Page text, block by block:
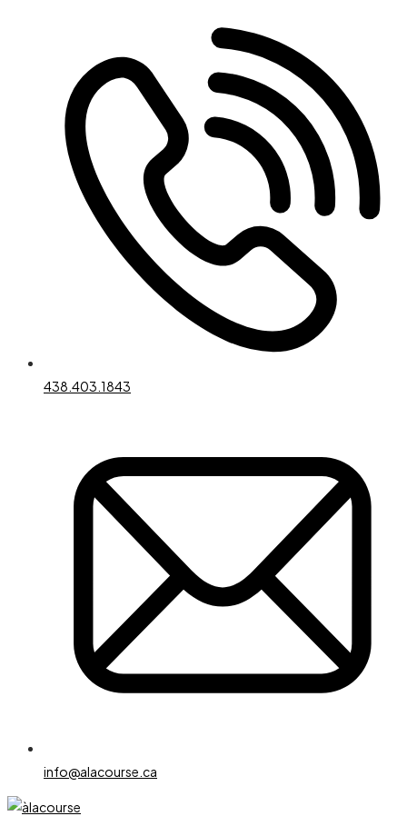
438.403.1843
info@alacourse.ca